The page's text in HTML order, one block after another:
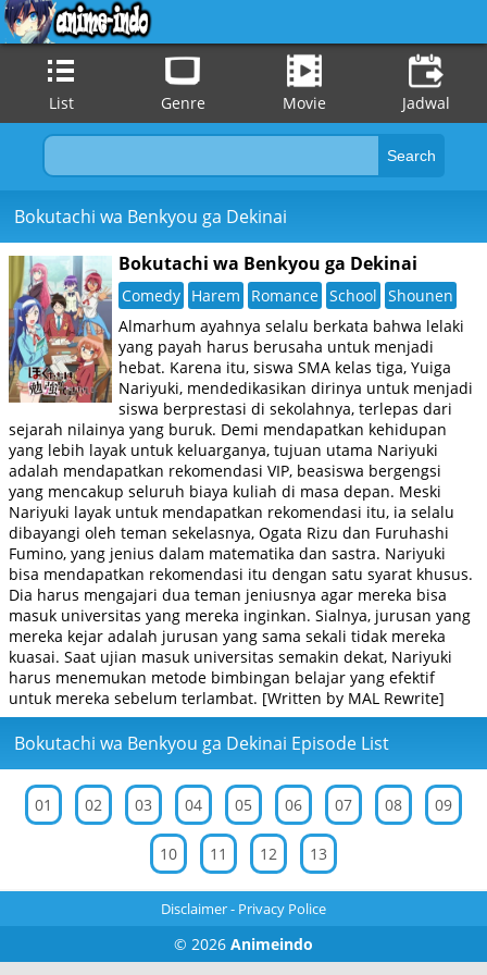
List Genre Movie Jadwal
Bokutachi wa Benkyou ga Dekinai
Bokutachi wa Benkyou ga Dekinai
Comedy Harem Romance School Shounen
Almarhum ayahnya selalu berkata bahwa lelaki
yang payah harus berusaha untuk menjadi
hebat. Karena itu, siswa SMA kelas tiga, Yuiga
Nariyuki, mendedikasikan dirinya untuk menjadi
siswa berprestasi di sekolahnya, terlepas dari
sejarah nilainya yang buruk. Demi mendapatkan kehidupan
yang lebih layak untuk keluarganya, tujuan utama Nariyuki
adalah mendapatkan rekomendasi VIP, beasiswa bergengsi
yang mencakup seluruh biaya kuliah di masa depan. Meski
Nariyuki layak untuk mendapatkan rekomendasi itu, ia selalu
dibayangi oleh teman sekelasnya, Ogata Rizu dan Furuhashi
Fumino, yang jenius dalam matematika dan sastra. Nariyuki
bisa mendapatkan rekomendasi itu dengan satu syarat khusus.
Dia harus mengajari dua teman jeniusnya agar mereka bisa
masuk universitas yang mereka inginkan. Sialnya, jurusan yang
mereka kejar adalah jurusan yang sama sekali tidak mereka
kuasai. Saat ujian masuk universitas semakin dekat, Nariyuki
harus menemukan metode bimbingan belajar yang efektif
untuk mereka sebelum terlambat. [Written by MAL Rewrite]
Bokutachi wa Benkyou ga Dekinai Episode List
01 02 03 04 05 06 07 08 09
10 11 12 13
Disclaimer- Privacy Police
© 2026 Animeindo